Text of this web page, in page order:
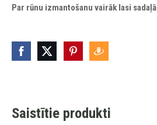
Par rūnu izmantošanu vairāk lasi sadaļā
Saistītie produkti